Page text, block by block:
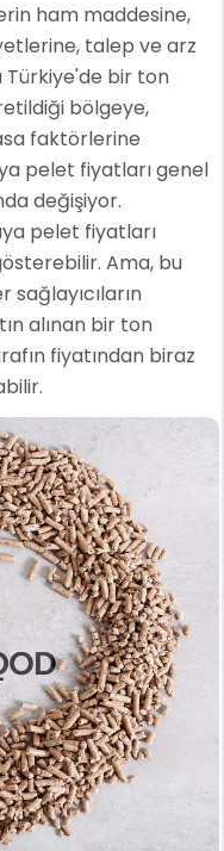
ham maddesine,
talep ve arz
Türkiye'de bir ton
bölgeye,
faktörlerine
pelet fiyatları genel
değişiyor.
pelet fiyatları
Ama, bu
alınan bir ton
fiyatından biraz